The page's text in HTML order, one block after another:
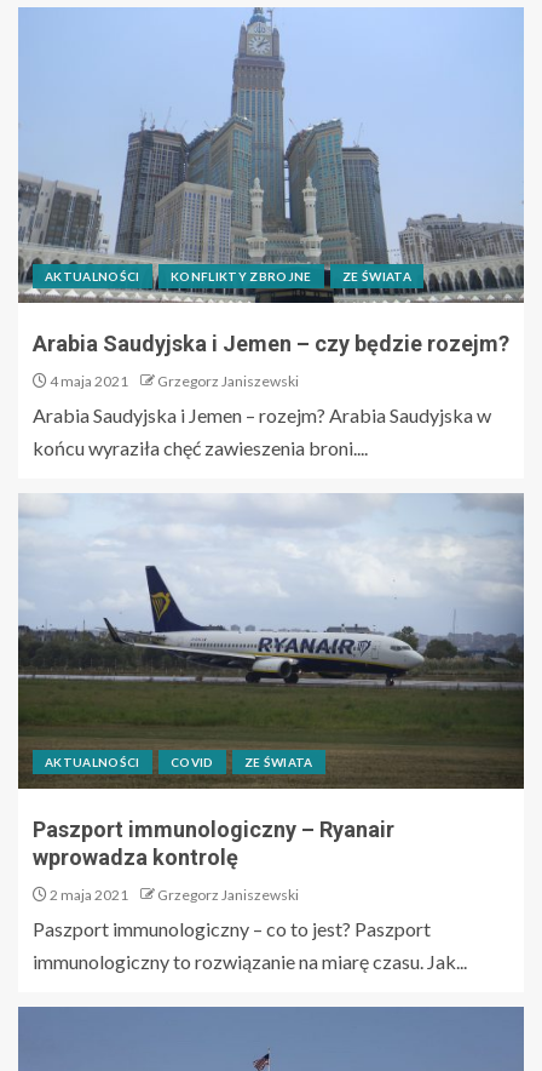
AKTUALNOŚCI KONFLIKTY ZBROJNE ZE ŚWIATA
Arabia Saudyjska i Jemen – czy będzie rozejm?
4 maja 2021 Grzegorz Janiszewski
Arabia Saudyjska i Jemen – rozejm? Arabia Saudyjska w
końcu wyraziła chęć zawieszenia broni....
AKTUALNOŚCI COVID ZE ŚWIATA
Paszport immunologiczny – Ryanair
wprowadza kontrolę
2 maja 2021 Grzegorz Janiszewski
Paszport immunologiczny – co to jest? Paszport
immunologiczny to rozwiązanie na miarę czasu. Jak...